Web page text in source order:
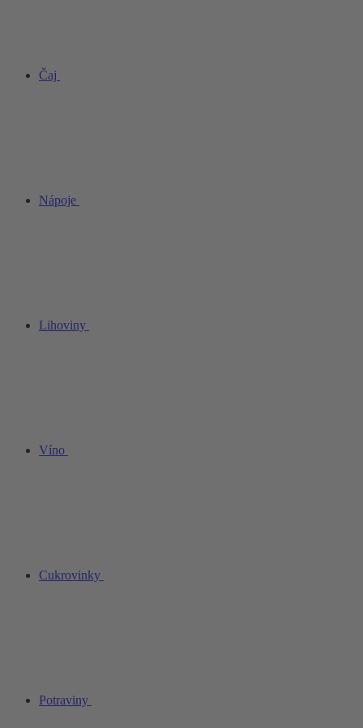
Čaj
Nápoje
Lihoviny
Víno
Cukrovinky
Potraviny